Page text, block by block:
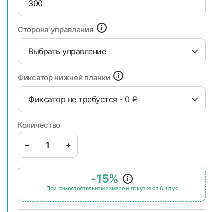
Сторона управления
Выбрать управление
Фиксатор нижней планки
Фиксатор не требуется - 0 ₽
Количество
– +
-15%
При самостоятельном замере и покупке от 6 штук